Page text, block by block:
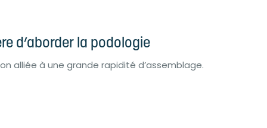
d’aborder la podologie
alliée à une grande rapidité d’assemblage.